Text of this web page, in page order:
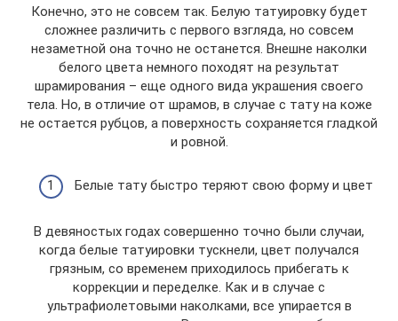
Конечно, это не совсем так. Белую татуировку будет
сложнее различить с первого взгляда, но совсем
незаметной она точно не останется. Внешне наколки
белого цвета немного походят на результат
шрамирования – еще одного вида украшения своего
тела. Но, в отличие от шрамов, в случае с тату на коже
не остается рубцов, а поверхность сохраняется гладкой
и ровной.
Белые тату быстро теряют свою форму и цвет
В девяностых годах совершенно точно были случаи,
когда белые татуировки тускнели, цвет получался
грязным, со временем приходилось прибегать к
коррекции и переделке. Как и в случае с
ультрафиолетовыми наколками, все упирается в